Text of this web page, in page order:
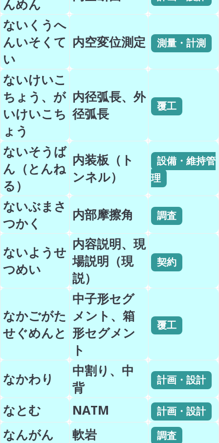
んめん
ないくうへ
んいそくて
い
内空変位測定 測量・計測
ないけいこ
ちょう、が
いけいこち
ょう
内径弧長、外
径弧長
覆工
ないそうば
ん（とんね
る）
内装板（ト
ンネル）
設備・維持管
理
ないぶまさ
つかく
内部摩擦角 調査
ないようせ
つめい
内容説明、現
場説明（現
説）
契約
なかごがた
せぐめんと
中子形セグ
メント、箱
形セグメン
ト
覆工
なかわり
中割り、中
背
計画・設計
なとむ NATM 計画・設計
なんがん 軟岩 調査